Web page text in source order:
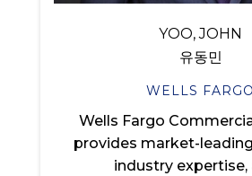
YOO, JOHN
유동민
WELLS FARGO
Wells Fargo
provides market-
industry expertise,